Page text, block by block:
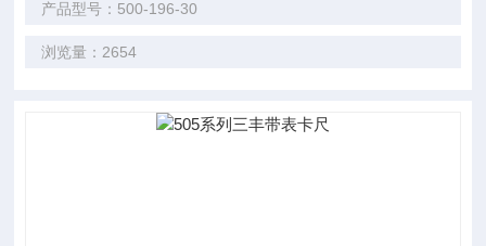
产品型号：500-196-30
浏览量：2654